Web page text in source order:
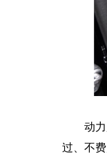
动
过、不